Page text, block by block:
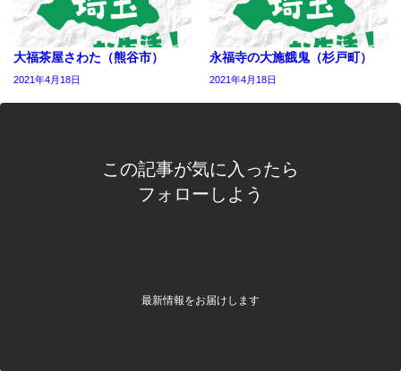
大福茶屋さわた（熊谷市）
2021年4月18日
永福寺の大施餓鬼（杉戸町）
2021年4月18日
この記事が気に入ったら
フォローしよう
最新情報をお届けします